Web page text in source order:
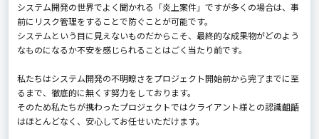
システム開発の世界でよく聞かれる「炎上案件」ですが多くの場合は、事
前にリスク管理をすることで防ぐことが可能です。
システムという目に見えないものだからこそ、最終的な成果物がどのよう
なものになるか不安を感じられることはごく当たり前です。
私たちはシステム開発の不明瞭さをプロジェクト開始前から完了までに至
るまで、徹底的に無くす努力をしております。
そのため私たちが携わったプロジェクトではクライアント様との認識齟齬
はほとんどなく、安心してお任せいただけます。